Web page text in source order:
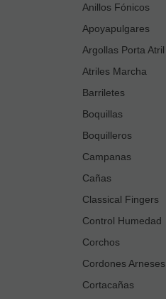
Anillos Fónicos
Apoyapulgares
Argollas Porta Atril
Atriles Marcha
Barriletes
Boquillas
Boquilleros
Campanas
Cañas
Classical Fingers
Control Humedad
Corchos
Cordones Arneses
Cortacañas